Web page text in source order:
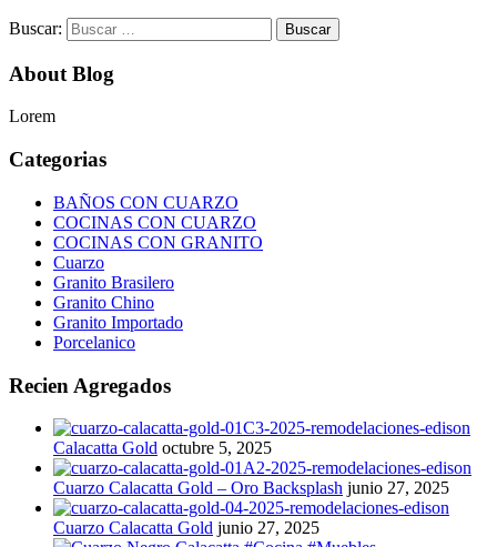
Buscar:
About Blog
Lorem
Categorias
BAÑOS CON CUARZO
COCINAS CON CUARZO
COCINAS CON GRANITO
Cuarzo
Granito Brasilero
Granito Chino
Granito Importado
Porcelanico
Recien Agregados
Calacatta Gold octubre 5, 2025
Cuarzo Calacatta Gold – Oro Backsplash junio 27, 2025
Cuarzo Calacatta Gold junio 27, 2025